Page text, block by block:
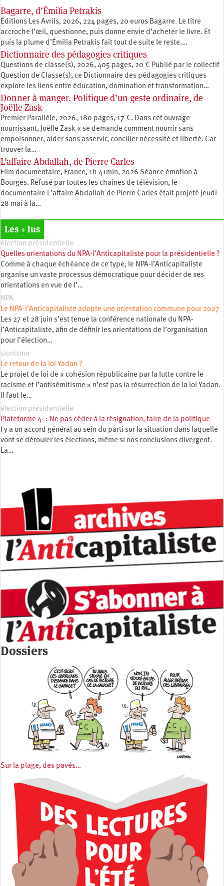
Bagarre, d’Émilia Petrakis
Éditions Les Avrils, 2026, 224 pages, 20 euros Bagarre. Le titre
accroche l’œil, questionne, puis donne envie d’acheter le livre. Et
puis la plume d’Émilia Petrakis fait tout de suite le reste.…
Dictionnaire des pédagogies critiques
Questions de classe(s), 2026, 405 pages, 20 € Publié par le collectif
Question de Classe(s), ce Dictionnaire des pédagogies critiques
explore les liens entre éducation, ­domination et transformation…
Donner à manger. Politique d’un geste ordinaire, de
Joëlle Zask
Premier Parallèle, 2026, 180 pages, 17 €. Dans cet ouvrage
nourrissant, Joëlle Zask « se demande comment nourrir sans
empoisonner, aider sans asservir, concilier nécessité et liberté. Car
trouver la…
L’affaire Abdallah, de Pierre Carles
Film documentaire, France, 1h 41min, 2026 Séance émotion à
Bourges. Refusé par toutes les chaînes de télévision, le
documentaire L’affaire Abdallah de Pierre Carles était projeté jeudi
28 mai à la…
Les + lus
élection présidentielle
Quelles orientations du NPA-l’Anticapitaliste pour la présidentielle ?
Comme à chaque échéance de ce type, le NPA-l’Anticapitaliste
organise un vaste processus démocratique pour décider de ses
orientations en vue de l’…
NPA
Le NPA-l’Anticapitaliste adopte une orientation commune pour 2027
Les 27 et 28 juin s’est tenue la conférence nationale du NPA-
l’Anticapitaliste, afin de définir les orientations de l’organisation
pour l’élection…
sionisme
Le retour de la loi Yadan ?
Le projet de loi de « cohésion républicaine par la lutte contre le
racisme et l’antisémitisme » n’est pas la résurrection de la loi Yadan.
Il faut le…
élection présidentielle
Plateforme 4 : Ne pas céder à la résignation, faire de la politique
l y a un accord général au sein du parti sur la situation dans laquelle
vont se dérouler les élections, même si nos conclusions divergent.
La…
Dossiers
Sur la plage, des pavés…